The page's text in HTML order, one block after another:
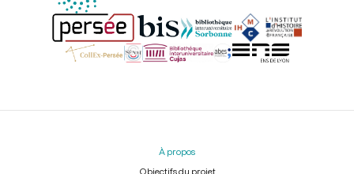
Menu
À propos
Objectifs du projet